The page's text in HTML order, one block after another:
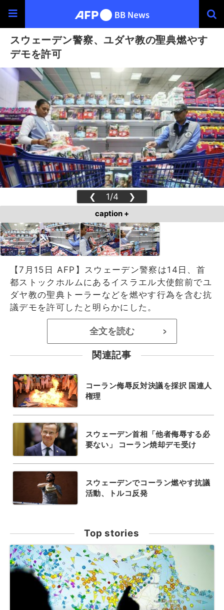
スウェーデン警察、ユダヤ教の聖典燃やす
デモを許可
❮ 1/4 ❯
caption +
【7月15日 AFP】スウェーデン警察は14日、首
都ストックホルムにあるイスラエル大使館前でユ
ダヤ教の聖典トーラーなどを燃やす行為を含む抗
議デモを許可したと明らかにした。
全文を読む >
関連記事
コーラン侮辱反対決議を採択 国連人
権理
スウェーデン首相「他者侮辱する必
要ない」 コーラン焼却デモ受け
スウェーデンでコーラン燃やす抗議
活動、トルコ反発
Top stories